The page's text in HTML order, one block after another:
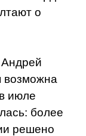
о
возможна
июле
более
решено